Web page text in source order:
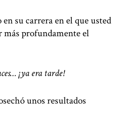
su carrera en el que usted
más profundamente el
¡ya era tarde!
unos resultados